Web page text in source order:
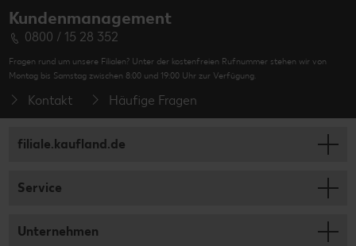
Kundenmanagement
0800 / 15 28 352
Fragen rund um unsere Filialen? Unter der kostenfreien Rufnummer stehen wir von
Montag bis Samstag zwischen 8:00 und 19:00 Uhr zur Verfügung.
Kontakt Häufige Fragen
filiale.kaufland.de
Service
Unternehmen